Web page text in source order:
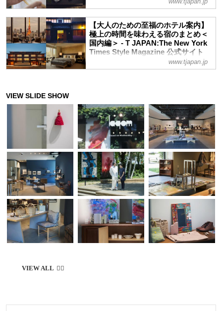
風土に彩られた日本に存在する独自の「地
方カルチャー」＝ローカルトレジャーを、
クリエイティブ・ディレクターの樺澤貴子
が探して――
東京都あきる野市。東京の奥座敷という先
り継ぎ2時間とかからない。クリエイティ
ブ・ディレクターの樺澤貴子が「ずっと訪
れたかった」という憧れのギャラリーから
スタートしたあきる野市への旅。豊かな風
土に彩られた日本に存在する独自の「地方
【大人のための至福のホテル案内】
極上の時間を味わえる宿のまとめ＜
国内編＞ - T JAPAN:The New York
Times Style Magazine 公式サイト
魅力的なホテルは数あれど、宿泊や食にと
を中心に担う髙野はるみが、プロの視点で
厳選したステイ先を紹介する。
www.tjapan.jp